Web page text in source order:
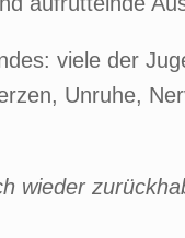
viele der
Unruhe,
wieder